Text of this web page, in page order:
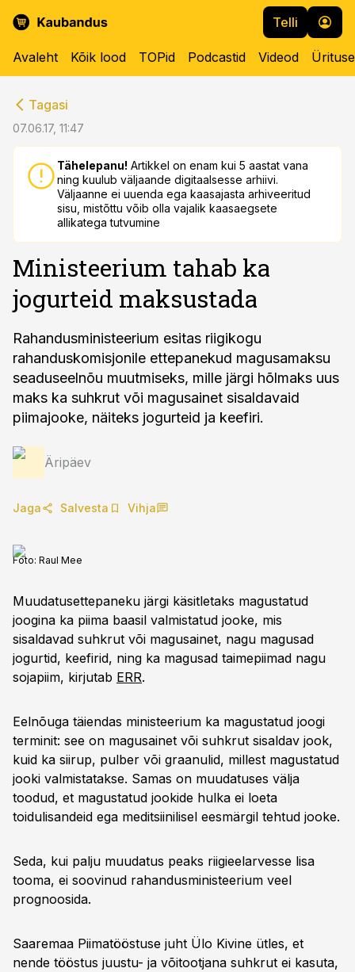
Telli
Avaleht Kõik lood TOPid Podcastid Videod
Tagasi
07.06.17, 11:47
Tähelepanu! Artikkel on enam kui 5 aastat vana
ning kuulub väljaande digitaalsesse arhiivi.
Väljaanne ei uuenda ega kaasajasta arhiveeritud
sisu, mistõttu võib olla vajalik kaasaegsete
allikatega tutvumine
Ministeerium tahab ka
jogurteid maksustada
Rahandusministeerium esitas riigikogu
rahanduskomisjonile ettepanekud magusamaksu
seaduseelnõu muutmiseks, mille järgi hõlmaks uus
maks ka suhkrut või magusainet sisaldavaid
piimajooke, näiteks jogurteid ja keefiri.
Äripäev
Jaga Salvesta Vihja
Foto: Raul Mee
Muudatusettepaneku järgi käsitletaks magustatud
joogina ka piima baasil valmistatud jooke, mis
sisaldavad suhkrut või magusainet, nagu magusad
jogurtid, keefirid, ning ka magusad taimepiimad nagu
sojapiim, kirjutab ERR.
Eelnõuga täiendas ministeerium ka magustatud joogi
terminit: see on magusainet või suhkrut sisaldav jook,
kuid ka siirup, pulber või graanulid, millest magustatud
jooki valmistatakse. Samas on muudatuses välja
toodud, et magustatud jookide hulka ei loeta
toidulisandeid ega meditsiinilisel eesmärgil tehtud jooke.
Seda, kui palju muudatus peaks riigieelarvesse lisa
tooma, ei soovinud rahandusministeerium veel
prognoosida.
Saaremaa Piimatööstuse juht Ülo Kivine ütles, et
nende tööstus juustu- ja võitootjana suhkrut ei kasuta,